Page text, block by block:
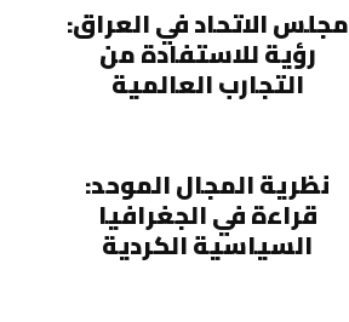
مجلس الاتحاد في العراق:
رؤية للاستفادة من
التجارب العالمية
نظرية المجال الموحد:
قراءة في الجغرافيا
السياسية الكردية